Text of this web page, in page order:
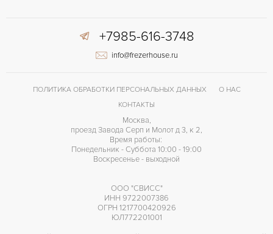
+7985-616-3748
info@frezerhouse.ru
ПОЛИТИКА ОБРАБОТКИ ПЕРСОНАЛЬНЫХ ДАННЫХ
О НАС
КОНТАКТЫ
Москва,
проезд Завода Серп и Молот д 3, к 2,
Время работы:
Понедельник - Суббота 10:00 - 19:00
Воскресенье - выходной
ООО "СВИСС"
ИНН 9722007386
ОГРН 1217700420926
ЮЛ772201001